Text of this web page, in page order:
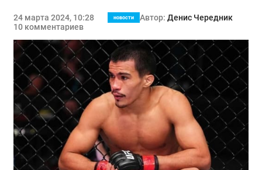
24 марта 2024, 10:28 Автор: Денис Чередник
10 комментариев
новости